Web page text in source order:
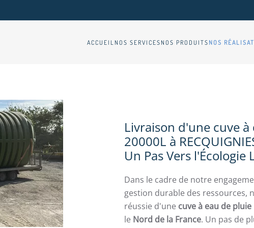
ACCUEIL NOS SERVICES NOS PRODUITS NOS
Livraison d'une cuve à
20000L à
Un Pas Vers l'Écologie
Dans le cadre de notre
gestion durable des ressources,
réussie d'une cuve à eau de pluie
le Nord de la France. Un pas de